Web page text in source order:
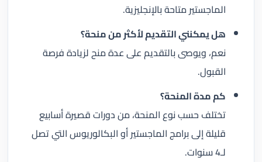
الماجستير متاحة بالإنجليزية.
هل يمكنني التقديم لأكثر من منحة؟
نعم، ويوصى بالتقديم على عدة منح لزيادة فرصة
القبول.
كم مدة المنحة؟
تختلف حسب نوع المنحة، من دورات قصيرة أسابيع
قليلة إلى برامج الماجستير أو البكالوريوس التي تصل
لـ4 سنوات.